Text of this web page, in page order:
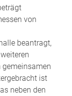
von
beantragt,
ist
neben den